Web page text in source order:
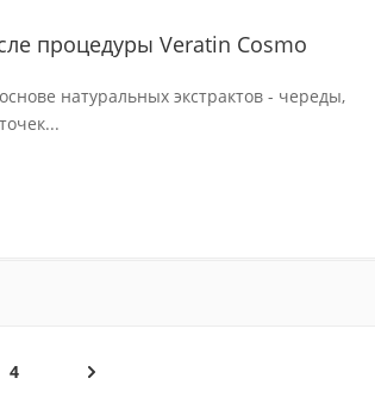
процедуры Veratin Cosmo
натуральных экстрактов - череды,
4